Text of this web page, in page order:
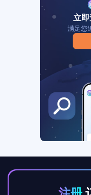
立
满足您